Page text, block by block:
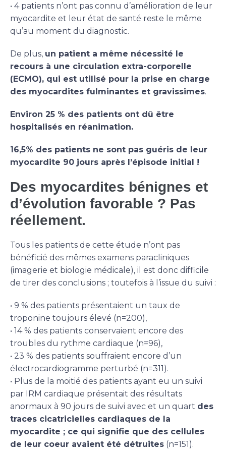
• 4 patients n’ont pas connu d’amélioration de leur
myocardite et leur état de santé reste le même
qu’au moment du diagnostic.
De plus, un patient a même nécessité le
recours à une circulation extra-corporelle
(ECMO), qui est utilisé pour la prise en charge
des myocardites fulminantes et gravissimes.
Environ 25 % des patients ont dû être
hospitalisés en réanimation.
16,5% des patients ne sont pas guéris de leur
myocardite 90 jours après l’épisode initial !
Des myocardites bénignes et
d’évolution favorable ? Pas
réellement.
Tous les patients de cette étude n’ont pas
bénéficié des mêmes examens paracliniques
(imagerie et biologie médicale), il est donc difficile
de tirer des conclusions ; toutefois à l’issue du suivi :
• 9 % des patients présentaient un taux de
troponine toujours élevé (n=200),
• 14 % des patients conservaient encore des
troubles du rythme cardiaque (n=96),
• 23 % des patients souffraient encore d’un
électrocardiogramme perturbé (n=311).
• Plus de la moitié des patients ayant eu un suivi
par IRM cardiaque présentait des résultats
anormaux à 90 jours de suivi avec et un quart des
traces cicatricielles cardiaques de la
myocardite ; ce qui signifie que des cellules
de leur coeur avaient été détruites (n=151).